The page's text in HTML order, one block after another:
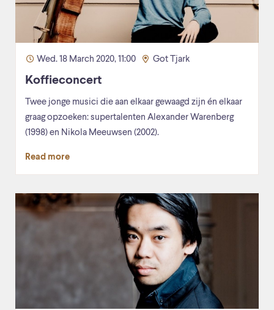
Wed. 18 March 2020, 11:00 Got Tjark
Koffieconcert
Twee jonge musici die aan elkaar gewaagd zijn én elkaar
graag opzoeken: supertalenten Alexander Warenberg
(1998) en Nikola Meeuwsen (2002).
Read more